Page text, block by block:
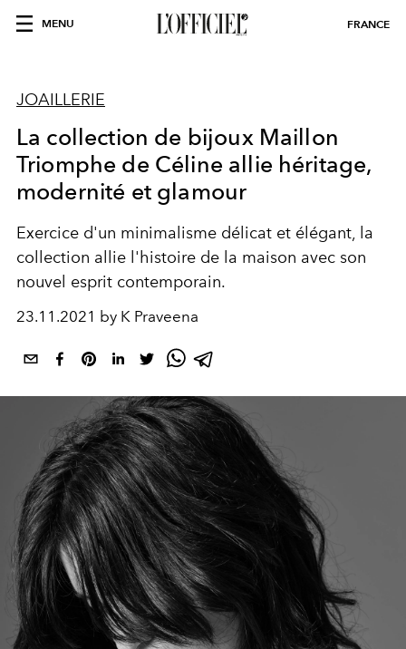
MENU FRANCE
JOAILLERIE
La collection de bijoux Maillon
Triomphe de Céline allie héritage,
modernité et glamour
Exercice d'un minimalisme délicat et élégant, la
collection allie l'histoire de la maison avec son
nouvel esprit contemporain.
23.11.2021 by K Praveena